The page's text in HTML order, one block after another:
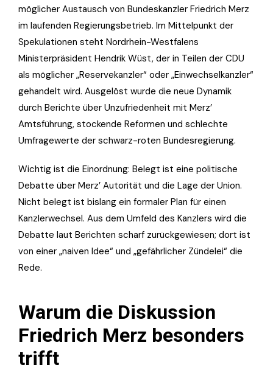
möglicher Austausch von Bundeskanzler Friedrich Merz
im laufenden Regierungsbetrieb. Im Mittelpunkt der
Spekulationen steht Nordrhein-Westfalens
Ministerpräsident Hendrik Wüst, der in Teilen der CDU
als möglicher „Reservekanzler“ oder „Einwechselkanzler“
gehandelt wird. Ausgelöst wurde die neue Dynamik
durch Berichte über Unzufriedenheit mit Merz’
Amtsführung, stockende Reformen und schlechte
Umfragewerte der schwarz-roten Bundesregierung.
Wichtig ist die Einordnung: Belegt ist eine politische
Debatte über Merz’ Autorität und die Lage der Union.
Nicht belegt ist bislang ein formaler Plan für einen
Kanzlerwechsel. Aus dem Umfeld des Kanzlers wird die
Debatte laut Berichten scharf zurückgewiesen; dort ist
von einer „naiven Idee“ und „gefährlicher Zündelei“ die
Rede.
Warum die Diskussion
Friedrich Merz besonders
trifft